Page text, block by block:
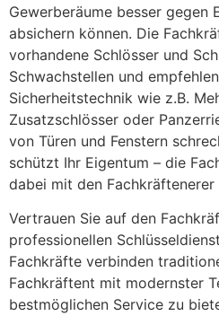
Gewerberäume besser gegen
absichern können. Die
vorhandene Schlösser und
Schwachstellen und
Sicherheitstechnik wie z.B.
Zusatzschlösser oder
von Türen und Fenstern
schützt Ihr Eigentum – die
dabei mit den Fachkräftenerer
Vertrauen Sie auf den
professionellen
Fachkräfte verbinden
Fachkräftent mit modernster
bestmöglichen Service zu